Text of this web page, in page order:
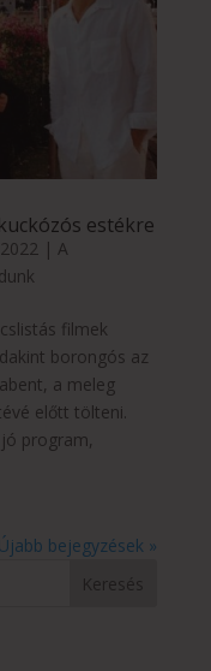
estékre
| A
filmek
borongós az
a meleg
előtt tölteni.
program,
Újabb bejegyzések »